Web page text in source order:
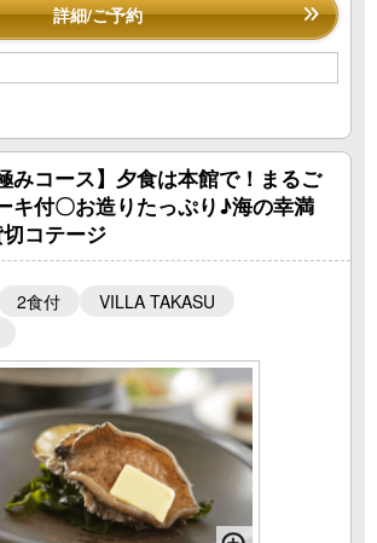
詳細/ご予約
みコース】夕食は本館で！まるご
キ付〇お造りたっぷり♪海の幸満
コテージ
2食付
VILLA TAKASU